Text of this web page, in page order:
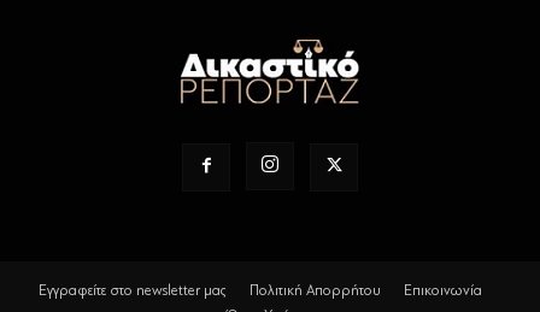
Εγγραφείτε στο newsletter μας Πολιτική Απορρήτου
Επικοινωνία